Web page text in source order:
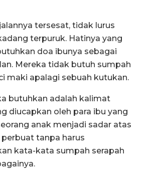
tersesat, tidak lurus
terpuruk. Hatinya yang
doa ibunya sebagai
Mereka tidak butuh sumpah
maki apalagi sebuah kutukan.
butuhkan adalah kalimat
diucapkan oleh para ibu yang
anak menjadi sadar atas
perbuat tanpa harus
kata-kata sumpah serapah